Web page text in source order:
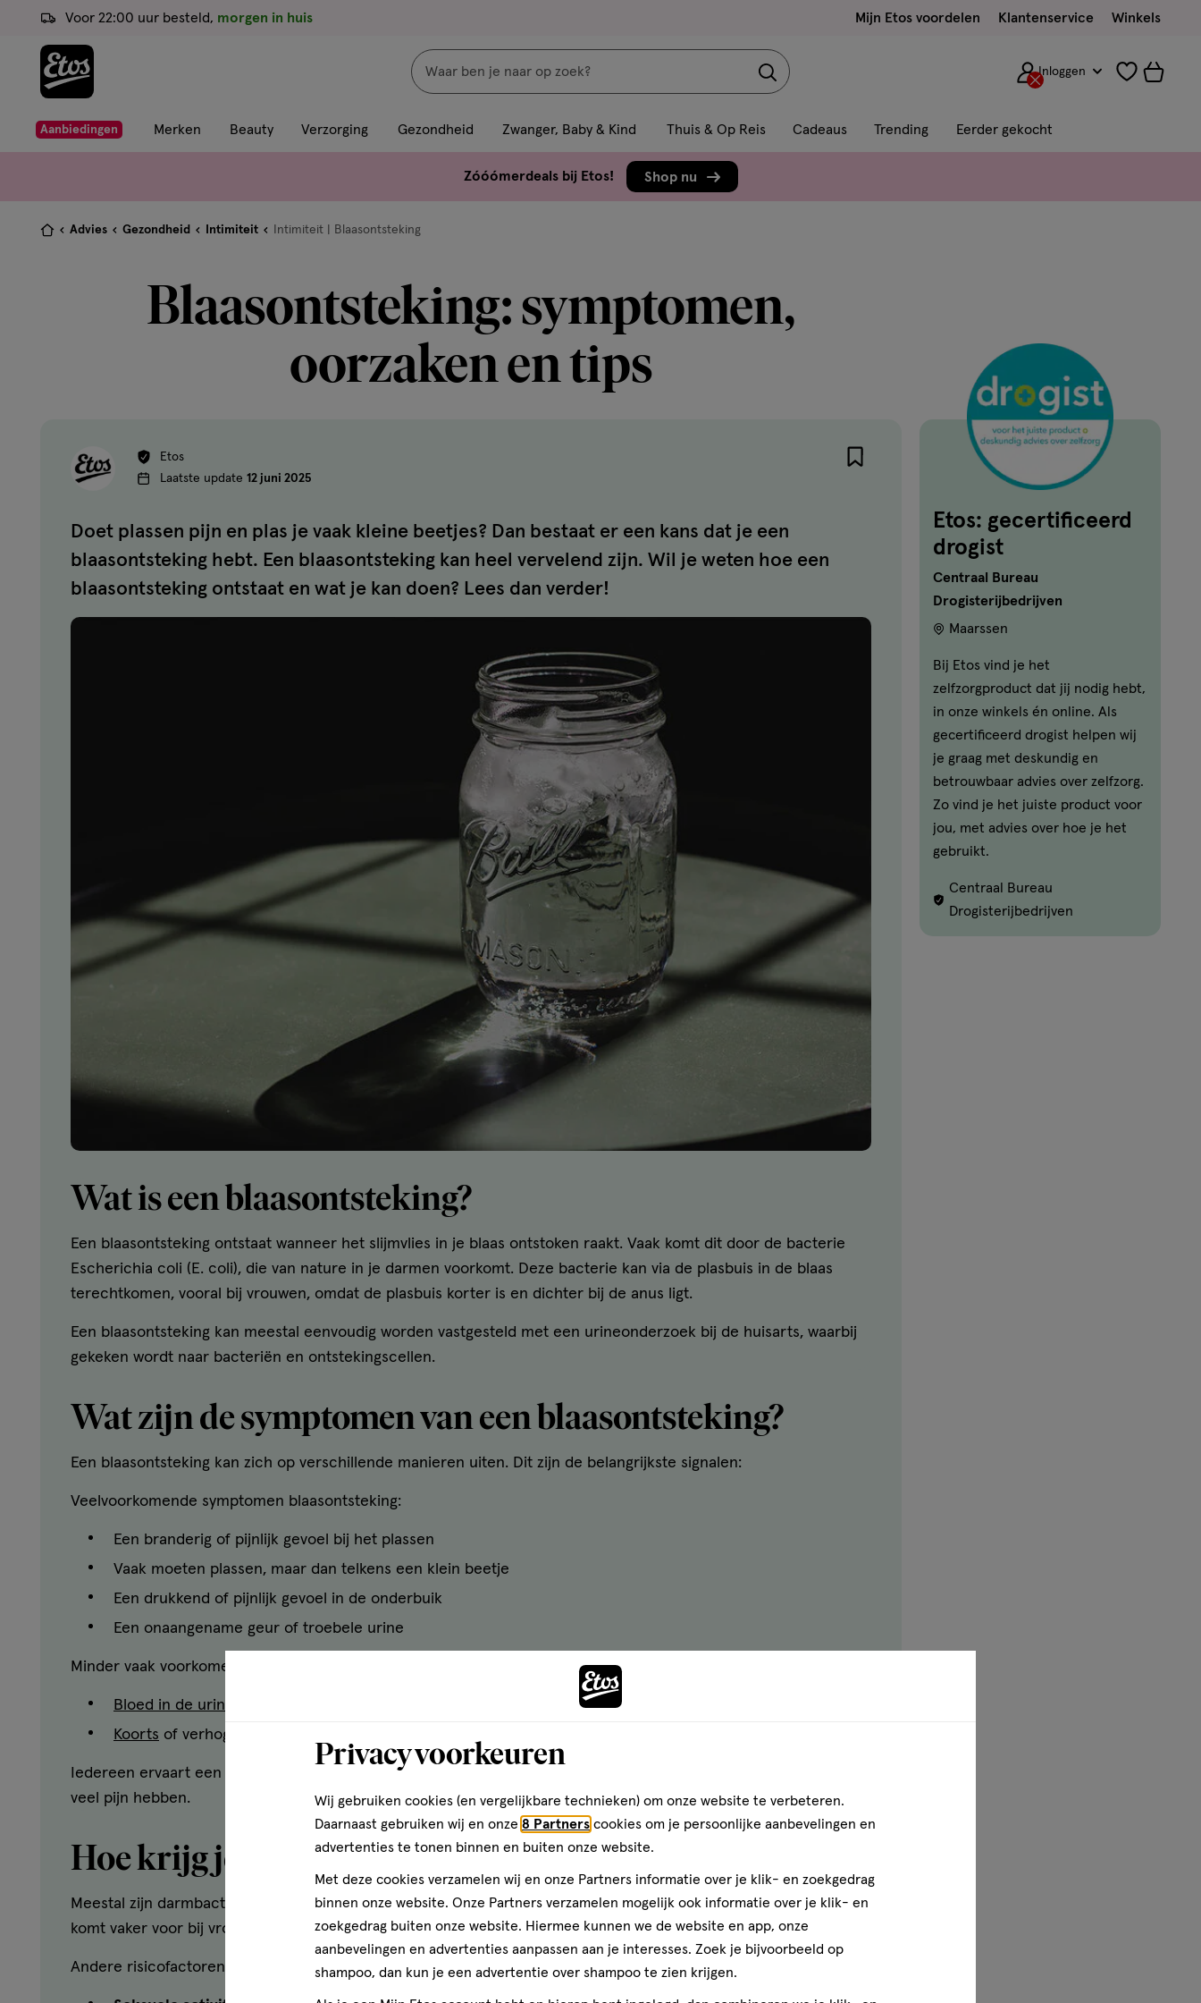
ga
de
hoofd
ga
naar
Voor 22:00 uur besteld, morgen in huis Mijn Etos voordelen Klantenservice Winkels
Zoeken
met
dit
met
geavanceerde
zoekopties
Inloggen
Aanbiedingen Merken Beauty Verzorging Gezondheid Zwanger, Baby & Kind Thuis & Op Reis Cadeaus Trending Eerder gekocht
Zóóómerdeals bij Etos! Shop nu
Je
Advies Gezondheid Intimiteit Intimiteit | Blaasontsteking
Etos: gecertificeerd
drogist
Centraal Bureau
Drogisterijbedrijven
Maarssen
Bij Etos vind je het
zelfzorgproduct dat jij nodig hebt,
in onze winkels én online. Als
gecertificeerd drogist helpen wij
je graag met deskundig en
betrouwbaar advies over zelfzorg.
Zo vind je het juiste product voor
jou, met advies over hoe je het
gebruikt.
Centraal Bureau
Drogisterijbedrijven
Blaasontsteking: symptomen,
oorzaken en tips
Etos
Laatste update 12 juni 2025
Doet plassen pijn en plas je vaak kleine beetjes? Dan bestaat er een kans dat je een
blaasontsteking hebt. Een blaasontsteking kan heel vervelend zijn. Wil je weten hoe een
blaasontsteking ontstaat en wat je kan doen? Lees dan verder!
Wat is een blaasontsteking?
Een blaasontsteking ontstaat wanneer het slijmvlies in je blaas ontstoken raakt. Vaak komt dit door de bacterie
Escherichia coli (E. coli), die van nature in je darmen voorkomt. Deze bacterie kan via de plasbuis in de blaas
terechtkomen, vooral bij vrouwen, omdat de plasbuis korter is en dichter bij de anus ligt.
Een blaasontsteking kan meestal eenvoudig worden vastgesteld met een urineonderzoek bij de huisarts, waarbij
gekeken wordt naar bacteriën en ontstekingscellen.
Wat zijn de symptomen van een blaasontsteking?
Een blaasontsteking kan zich op verschillende manieren uiten. Dit zijn de belangrijkste signalen:
Veelvoorkomende symptomen blaasontsteking:
Een branderig of pijnlijk gevoel bij het plassen
Vaak moeten plassen, maar dan telkens een klein beetje
Een drukkend of pijnlijk gevoel in de onderbuik
Een onaangename geur of troebele urine
Minder vaak voorkomende symptomen:
Bloed in de urine
Koorts of verhoging
Iedereen ervaart een blaasontsteking anders. Sommige mensen hebben nauwelijks klachten, terwijl anderen juist
veel pijn hebben.
Hoe krijg je blaasontsteking?
Meestal zijn darmbacteriën de oorzaak van een blaasontsteking. Die kunnen via de plasbuis in de blaas komen. Dit
komt vaker voor bij vrouwen vanwege de kortere plasbuis.
Andere risicofactoren zijn:
Privacy voorkeuren
Wij gebruiken cookies (en vergelijkbare technieken) om onze website te verbeteren.
Daarnaast gebruiken wij en onze 8 Partners cookies om je persoonlijke aanbevelingen en
advertenties te tonen binnen en buiten onze website.
Met deze cookies verzamelen wij en onze Partners informatie over je klik- en zoekgedrag
binnen onze website. Onze Partners verzamelen mogelijk ook informatie over je klik- en
zoekgedrag buiten onze website. Hiermee kunnen we de website en app, onze
aanbevelingen en advertenties aanpassen aan je interesses. Zoek je bijvoorbeeld op
shampoo, dan kun je een advertentie over shampoo te zien krijgen.